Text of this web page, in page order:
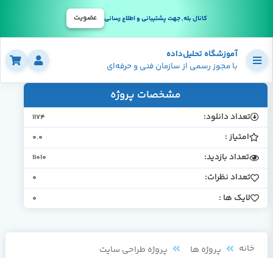
کانال بله, جهت پشتیبانی و اطلاع رسانی عضویت
آموزشگاه تحلیل‌داده
با مجوز رسمی از سازمان فنی و حرفه‌ای
مشخصات پروژه
تعداد دانلود: 1174
امتیاز : 0.0
تعداد بازدید: 11010
تعداد نظرات: 0
لایک ها : 0
خانه پروژه ها
پروژه طراحی سایت